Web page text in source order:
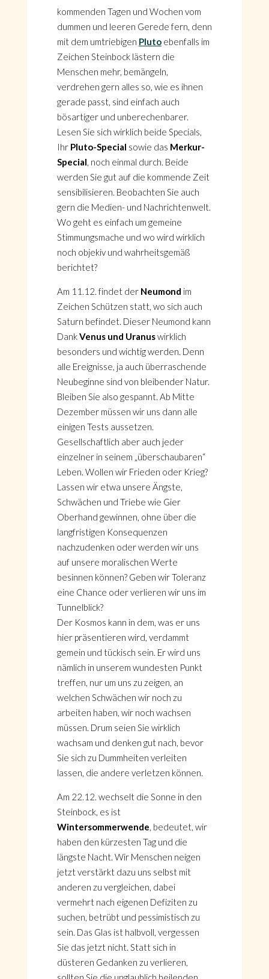
kommenden Tagen und Wochen vom
dummen und leeren Gerede fern, denn
mit dem umtriebigen Plutoebenfalls im
Zeichen Steinbock lästern die
Menschen mehr, bemängeln,
verdrehen gern alles so, wie es ihnen
gerade passt, sind einfach auch
bösartiger und unberechenbarer.
Lesen Sie sich wirklich beide Specials,
Ihr Pluto-Special sowie das Merkur-
Special, noch einmal durch. Beide
werden Sie gut auf die kommende Zeit
sensibilisieren. Beobachten Sie auch
gern die Medien- und Nachrichtenwelt.
Wo geht es einfach um gemeine
Stimmungsmache und wo wird wirklich
noch objekiv und wahrheitsgemäß
berichtet?
Am 11.12. findet der Neumond im
Zeichen Schützen statt, wo sich auch
Saturn befindet. Dieser Neumond kann
DankVenus und Uranuswirklich
besonders und wichtig werden. Denn
alle Ereignisse, ja auch überraschende
Neubeginne sind von bleibender Natur.
Bleiben Sie also gespannt. Ab Mitte
Dezember müssen wir uns dann alle
einigen Tests aussetzen.
Gesellschaftlich aber auch jeder
einzelner in seinem „überschaubaren“
Leben. Wollen wir Frieden oder Krieg?
Lassen wir etwa unsere Ängste,
Schwächen und Triebe wie Gier
Oberhand gewinnen, ohne über die
langfristigen Konsequenzen
nachzudenken oder werden wir uns
auf unsere moralischen Werte
besinnen können? Geben wir Toleranz
eine Chance oder verlieren wir uns im
Tunnelblick?
Der Kosmos kann in dem, was er uns
hier präsentieren wird, verdammt
gemein und tückisch sein. Er wird uns
nämlich in unserem wundesten Punkt
treffen, nur um uns zu zeigen, an
welchen Schwächen wir noch zu
arbeiten haben, wir noch wachsen
müssen. Drum seien Sie wirklich
wachsam und denken gut nach, bevor
Sie sich zu Dummheiten verleiten
lassen, die andere verletzen können.
Am 22.12. wechselt die Sonne in den
Steinbock, es ist
Wintersommerwende, bedeutet, wir
haben den kürzesten Tag und die
längste Nacht. Wir Menschen neigen
jetzt verstärkt dazu uns selbst mit
anderen zu vergleichen, dabei
vermehrt nach eigenen Defiziten zu
suchen, betrübt und pessimistisch zu
sein. Das Glas ist halbvoll, vergessen
Sie das jetzt nicht. Statt sich in
düsteren Gedanken zu verlieren,